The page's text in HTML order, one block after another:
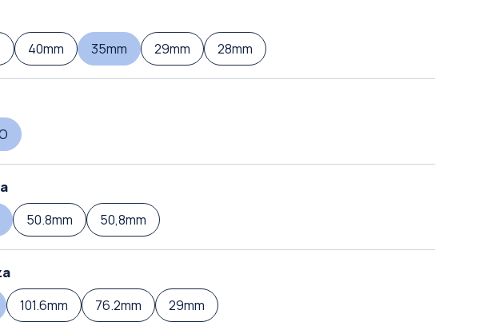
40mm 35mm 29mm 28mm
50.8mm 50,8mm
101.6mm 76.2mm 29mm